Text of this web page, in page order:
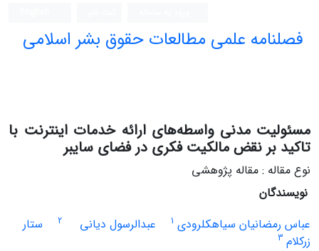
فصلنامه علمی مطالعات حقوق بشر اسلامی
مسئولیت مدنی واسطه‌های ارائه خدمات اینترنت با
تاکید بر نقض مالکیت فکری در فضای سایبر
نوع مقاله : مقاله پژوهشی
نویسندگان
عباس رمضانیان سیاهکلرودی 1 عبدالرسول دیانی 2
ستار
زرکلام 3